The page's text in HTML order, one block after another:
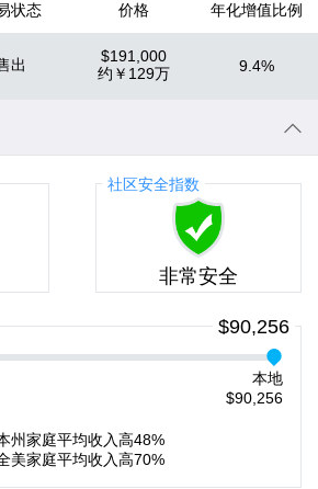
状态 价格 年化增值比例
出
$191,000
约 ￥129万 9.4%
社区安全指数
非常安全
$90,256
本地
$90,256
州家庭平均收入高48%
美家庭平均收入高70%